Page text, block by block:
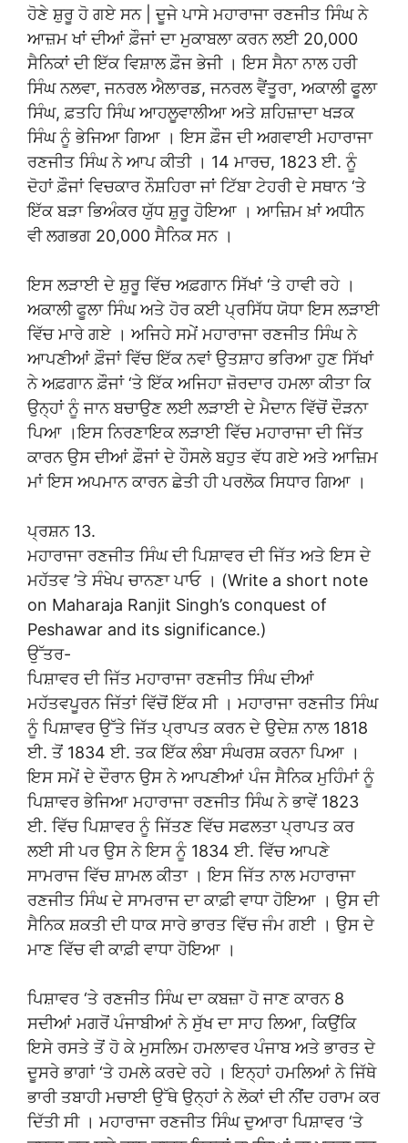
ਹੋਣੇ ਸ਼ੁਰੂ ਹੋ ਗਏ ਸਨ | ਦੂਜੇ ਪਾਸੇ ਮਹਾਰਾਜਾ ਰਣਜੀਤ ਸਿੰਘ ਨੇ
ਆਜ਼ਮ ਖਾਂ ਦੀਆਂ ਫ਼ੌਜਾਂ ਦਾ ਮੁਕਾਬਲਾ ਕਰਨ ਲਈ 20,000
ਸੈਨਿਕਾਂ ਦੀ ਇੱਕ ਵਿਸ਼ਾਲ ਫ਼ੌਜ ਭੇਜੀ । ਇਸ ਸੈਨਾ ਨਾਲ ਹਰੀ
ਸਿੰਘ ਨਲਵਾ, ਜਨਰਲ ਐਲਾਰਡ, ਜਨਰਲ ਵੈਂਤੂਰਾ, ਅਕਾਲੀ ਫੂਲਾ
ਸਿੰਘ, ਫ਼ਤਹਿ ਸਿੰਘ ਆਹਲੂਵਾਲੀਆ ਅਤੇ ਸ਼ਹਿਜ਼ਾਦਾ ਖੜਕ
ਸਿੰਘ ਨੂੰ ਭੇਜਿਆ ਗਿਆ । ਇਸ ਫ਼ੌਜ ਦੀ ਅਗਵਾਈ ਮਹਾਰਾਜਾ
ਰਣਜੀਤ ਸਿੰਘ ਨੇ ਆਪ ਕੀਤੀ । 14 ਮਾਰਚ, 1823 ਈ. ਨੂੰ
ਦੋਹਾਂ ਫ਼ੌਜਾਂ ਵਿਚਕਾਰ ਨੌਸ਼ਹਿਰਾ ਜਾਂ ਟਿੱਬਾ ਟੇਹਰੀ ਦੇ ਸਥਾਨ ‘ਤੇ
ਇੱਕ ਬੜਾ ਭਿਅੰਕਰ ਯੁੱਧ ਸ਼ੁਰੂ ਹੋਇਆ । ਆਜ਼ਿਮ ਖ਼ਾਂ ਅਧੀਨ
ਵੀ ਲਗਭਗ 20,000 ਸੈਨਿਕ ਸਨ ।
ਇਸ ਲੜਾਈ ਦੇ ਸ਼ੁਰੂ ਵਿੱਚ ਅਫ਼ਗਾਨ ਸਿੱਖਾਂ ‘ਤੇ ਹਾਵੀ ਰਹੇ ।
ਅਕਾਲੀ ਫੂਲਾ ਸਿੰਘ ਅਤੇ ਹੋਰ ਕਈ ਪ੍ਰਸਿੱਧ ਯੋਧਾ ਇਸ ਲੜਾਈ
ਵਿੱਚ ਮਾਰੇ ਗਏ । ਅਜਿਹੇ ਸਮੇਂ ਮਹਾਰਾਜਾ ਰਣਜੀਤ ਸਿੰਘ ਨੇ
ਆਪਣੀਆਂ ਫ਼ੌਜਾਂ ਵਿੱਚ ਇੱਕ ਨਵਾਂ ਉਤਸ਼ਾਹ ਭਰਿਆ ਹੁਣ ਸਿੱਖਾਂ
ਨੇ ਅਫ਼ਗਾਨ ਫ਼ੌਜਾਂ ‘ਤੇ ਇੱਕ ਅਜਿਹਾ ਜ਼ੋਰਦਾਰ ਹਮਲਾ ਕੀਤਾ ਕਿ
ਉਨ੍ਹਾਂ ਨੂੰ ਜਾਨ ਬਚਾਉਣ ਲਈ ਲੜਾਈ ਦੇ ਮੈਦਾਨ ਵਿੱਚੋਂ ਦੌੜਨਾ
ਪਿਆ ।ਇਸ ਨਿਰਣਾਇਕ ਲੜਾਈ ਵਿੱਚ ਮਹਾਰਾਜਾ ਦੀ ਜਿੱਤ
ਕਾਰਨ ਉਸ ਦੀਆਂ ਫ਼ੌਜਾਂ ਦੇ ਹੌਸਲੇ ਬਹੁਤ ਵੱਧ ਗਏ ਅਤੇ ਆਜ਼ਿਮ
ਮਾਂ ਇਸ ਅਪਮਾਨ ਕਾਰਨ ਛੇਤੀ ਹੀ ਪਰਲੋਕ ਸਿਧਾਰ ਗਿਆ ।
ਪ੍ਰਸ਼ਨ 13.
ਮਹਾਰਾਜਾ ਰਣਜੀਤ ਸਿੰਘ ਦੀ ਪਿਸ਼ਾਵਰ ਦੀ ਜਿੱਤ ਅਤੇ ਇਸ ਦੇ
ਮਹੱਤਵ ’ਤੇ ਸੰਖੇਪ ਚਾਨਣਾ ਪਾਓ । (Write a short note
on Maharaja Ranjit Singh’s conquest of
Peshawar and its significance.)
ਉੱਤਰ-
ਪਿਸ਼ਾਵਰ ਦੀ ਜਿੱਤ ਮਹਾਰਾਜਾ ਰਣਜੀਤ ਸਿੰਘ ਦੀਆਂ
ਮਹੱਤਵਪੂਰਨ ਜਿੱਤਾਂ ਵਿੱਚੋਂ ਇੱਕ ਸੀ । ਮਹਾਰਾਜਾ ਰਣਜੀਤ ਸਿੰਘ
ਨੂੰ ਪਿਸ਼ਾਵਰ ਉੱਤੇ ਜਿੱਤ ਪ੍ਰਾਪਤ ਕਰਨ ਦੇ ਉਦੇਸ਼ ਨਾਲ 1818
ਈ. ਤੋਂ 1834 ਈ. ਤਕ ਇੱਕ ਲੰਬਾ ਸੰਘਰਸ਼ ਕਰਨਾ ਪਿਆ ।
ਇਸ ਸਮੇਂ ਦੇ ਦੌਰਾਨ ਉਸ ਨੇ ਆਪਣੀਆਂ ਪੰਜ ਸੈਨਿਕ ਮੁਹਿੰਮਾਂ ਨੂੰ
ਪਿਸ਼ਾਵਰ ਭੇਜਿਆ ਮਹਾਰਾਜਾ ਰਣਜੀਤ ਸਿੰਘ ਨੇ ਭਾਵੇਂ 1823
ਈ. ਵਿੱਚ ਪਿਸ਼ਾਵਰ ਨੂੰ ਜਿੱਤਣ ਵਿੱਚ ਸਫਲਤਾ ਪ੍ਰਾਪਤ ਕਰ
ਲਈ ਸੀ ਪਰ ਉਸ ਨੇ ਇਸ ਨੂੰ 1834 ਈ. ਵਿੱਚ ਆਪਣੇ
ਸਾਮਰਾਜ ਵਿੱਚ ਸ਼ਾਮਲ ਕੀਤਾ । ਇਸ ਜਿੱਤ ਨਾਲ ਮਹਾਰਾਜਾ
ਰਣਜੀਤ ਸਿੰਘ ਦੇ ਸਾਮਰਾਜ ਦਾ ਕਾਫ਼ੀ ਵਾਧਾ ਹੋਇਆ । ਉਸ ਦੀ
ਸੈਨਿਕ ਸ਼ਕਤੀ ਦੀ ਧਾਕ ਸਾਰੇ ਭਾਰਤ ਵਿੱਚ ਜੰਮ ਗਈ । ਉਸ ਦੇ
ਮਾਣ ਵਿੱਚ ਵੀ ਕਾਫ਼ੀ ਵਾਧਾ ਹੋਇਆ ।
ਪਿਸ਼ਾਵਰ ‘ਤੇ ਰਣਜੀਤ ਸਿੰਘ ਦਾ ਕਬਜ਼ਾ ਹੋ ਜਾਣ ਕਾਰਨ 8
ਸਦੀਆਂ ਮਗਰੋਂ ਪੰਜਾਬੀਆਂ ਨੇ ਸੁੱਖ ਦਾ ਸਾਹ ਲਿਆ, ਕਿਉਂਕਿ
ਇਸੇ ਰਸਤੇ ਤੋਂ ਹੋ ਕੇ ਮੁਸਲਿਮ ਹਮਲਾਵਰ ਪੰਜਾਬ ਅਤੇ ਭਾਰਤ ਦੇ
ਦੂਸਰੇ ਭਾਗਾਂ ‘ਤੇ ਹਮਲੇ ਕਰਦੇ ਰਹੇ । ਇਨ੍ਹਾਂ ਹਮਲਿਆਂ ਨੇ ਜਿੱਥੇ
ਭਾਰੀ ਤਬਾਹੀ ਮਚਾਈ ਉੱਥੇ ਉਨ੍ਹਾਂ ਨੇ ਲੋਕਾਂ ਦੀ ਨੀਂਦ ਹਰਾਮ ਕਰ
ਦਿੱਤੀ ਸੀ । ਮਹਾਰਾਜਾ ਰਣਜੀਤ ਸਿੰਘ ਦੁਆਰਾ ਪਿਸ਼ਾਵਰ ‘ਤੇ